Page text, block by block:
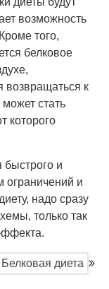
возможность
того,
белковое
возвращаться к
стать
которого
быстрого и
ограничений и
надо сразу
только так
Белковая диета